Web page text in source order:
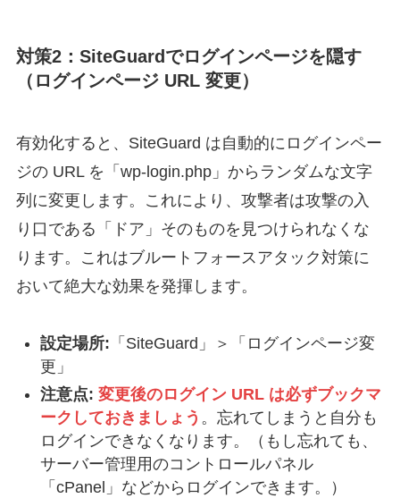
対策2：SiteGuardでログインページを隠す
（ログインページ URL 変更）
有効化すると、SiteGuard は自動的にログインペー
ジの URL を「wp-login.php」からランダムな文字
列に変更します。これにより、攻撃者は攻撃の入
り口である「ドア」そのものを見つけられなくな
ります。これはブルートフォースアタック対策に
おいて絶大な効果を発揮します。
設定場所: 「SiteGuard」＞「ログインページ変
更」
注意点: 変更後のログイン URL は必ずブックマ
ークしておきましょう 。忘れてしまうと自分も
ログインできなくなります。（もし忘れても、
サーバー管理用のコントロールパネル
「cPanel」などからログインできます。）